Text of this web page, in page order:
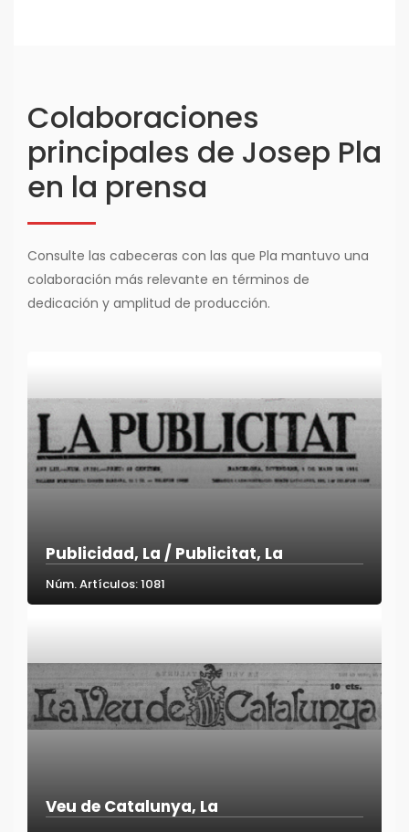
Colaboraciones
principales de Josep Pla
en la prensa
Consulte las cabeceras con las que Pla mantuvo una
colaboración más relevante en términos de
dedicación y amplitud de producción.
Publicidad, La / Publicitat, La
Núm. Artículos: 1081
Veu de Catalunya, La